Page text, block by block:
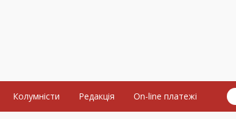
Колумністи Редакція On-line платежі